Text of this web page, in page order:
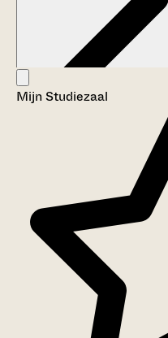
Aanwijzingen voor de gebruiker
Inleiding
Mijn Studiezaal